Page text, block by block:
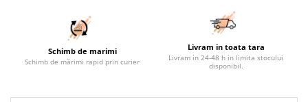
Schimb de marimi
Schimb de mărimi rapid prin curier
Livram in toata tara
Livram in 24-48 h in limita stocului
disponibil.